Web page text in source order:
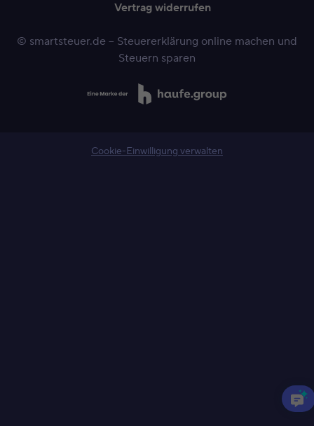
Vertrag widerrufen
© smartsteuer.de – Steuererklärung online machen und
Steuern sparen
Cookie-Einwilligung verwalten